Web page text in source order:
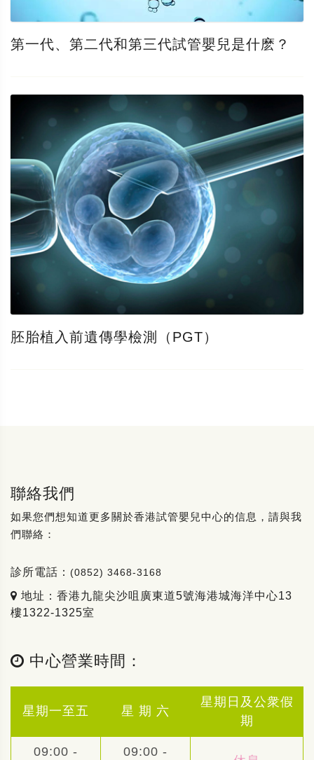
第一代、第二代和第三代試管嬰兒是什麽？
胚胎植入前遺傳學檢測（PGT）
聯絡我們
如果您們想知道更多關於香港試管嬰兒中心的信息，請與我
們聯絡：
診所電話： (0852) 3468-3168
地址：香港九龍尖沙咀廣東道5號海港城海洋中心13
樓1322-1325室
中心營業時間：
星期一至五 星 期 六
星期日及公衆假
期
09:00 - 09:00 -